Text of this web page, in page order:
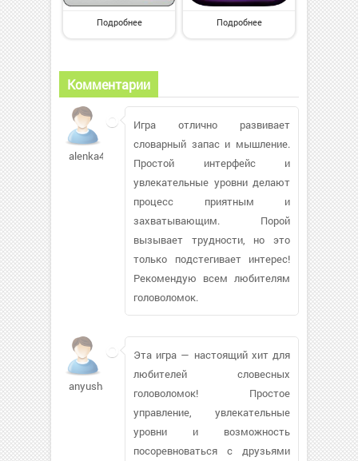
Подробнее Подробнее
Комментарии
alenka4519
Игра отлично развивает
словарный запас и мышление.
Простой интерфейс и
увлекательные уровни делают
процесс приятным и
захватывающим. Порой
вызывает трудности, но это
только подстегивает интерес!
Рекомендую всем любителям
головоломок.
anyusha06
Эта игра — настоящий хит для
любителей словесных
головоломок! Простое
управление, увлекательные
уровни и возможность
посоревноваться с друзьями